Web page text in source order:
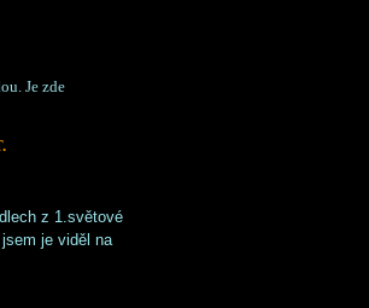
Je zde
z 1.světové
je viděl na